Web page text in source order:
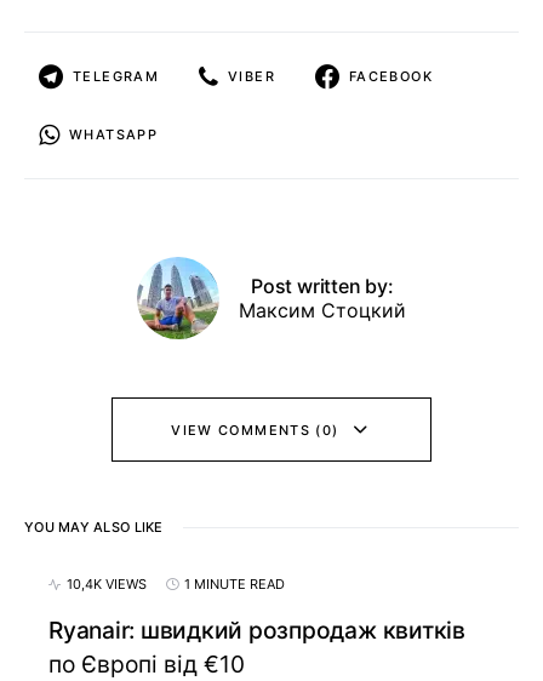
TELEGRAM VIBER FACEBOOK
WHATSAPP
Post written by:
Максим Стоцкий
VIEW COMMENTS (0)
YOU MAY ALSO LIKE
10,4K VIEWS 1 MINUTE READ
Ryanair: швидкий розпродаж квитків
по Європі від €10